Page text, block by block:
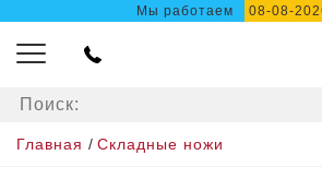
Мы работаем 08-08-
Главная / Складные ножи